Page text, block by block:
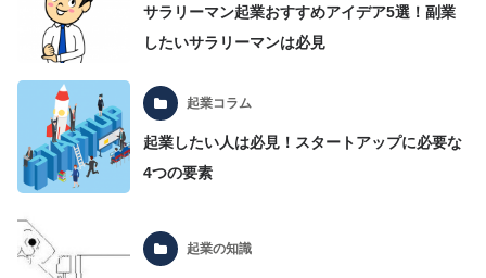
サラリーマン起業おすすめアイデア5選！副業
したいサラリーマンは必見
起業コラム
起業したい人は必見！スタートアップに必要な
4つの要素
起業の知識